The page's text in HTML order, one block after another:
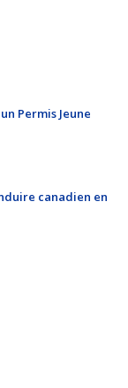
Permis Jeune
canadien en